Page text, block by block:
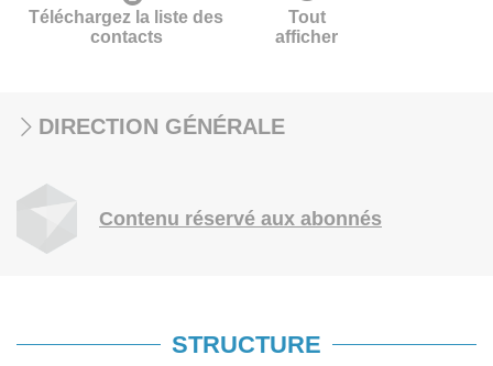
Téléchargez la liste des
contacts
Tout
afficher
DIRECTION GÉNÉRALE
Contenu réservé aux abonnés
STRUCTURE